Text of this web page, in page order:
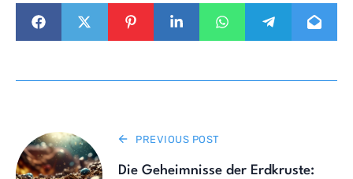
PREVIOUS POST
Die Geheimnisse der Erdkruste: